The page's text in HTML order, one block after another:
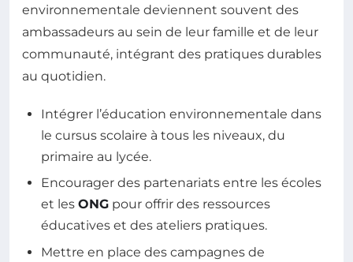
environnementale deviennent souvent des
ambassadeurs au sein de leur famille et de leur
communauté, intégrant des pratiques durables
au quotidien.
Intégrer l’éducation environnementale dans
le cursus scolaire à tous les niveaux, du
primaire au lycée.
Encourager des partenariats entre les écoles
et les ONG pour offrir des ressources
éducatives et des ateliers pratiques.
Mettre en place des campagnes de